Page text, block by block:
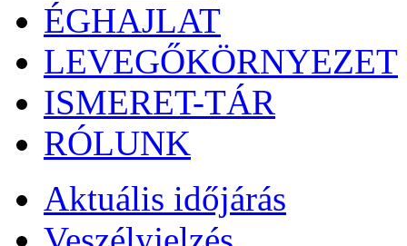
ÉGHAJLAT
LEVEGŐKÖRNYEZET
ISMERET-TÁR
RÓLUNK
Aktuális időjárás